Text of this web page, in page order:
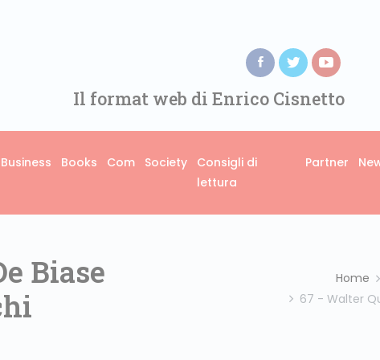
Il format web di Enrico Cisnetto
Business Books Com Society
Consigli di
lettura
Partner
Biase
Home
67 - Walter